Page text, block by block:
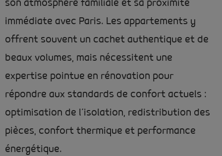
son atmosphère familiale et sa proximité
immédiate avec Paris. Les appartements y
offrent souvent un cachet authentique et de
beaux volumes, mais nécessitent une
expertise pointue en rénovation pour
répondre aux standards de confort actuels :
optimisation de l’isolation, redistribution des
pièces, confort thermique et performance
énergétique.